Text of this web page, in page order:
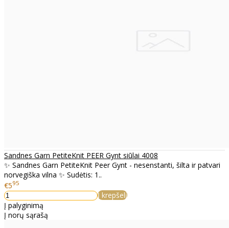
Sandnes Garn PetiteKnit PEER Gynt siūlai 4008
✨ Sandnes Garn PetiteKnit Peer Gynt - nesenstanti, šilta ir patvari
norvegiška vilna ✨ Sudėtis: 1..
€595
Į krepšelį
Į palyginimą
Į norų sąrašą